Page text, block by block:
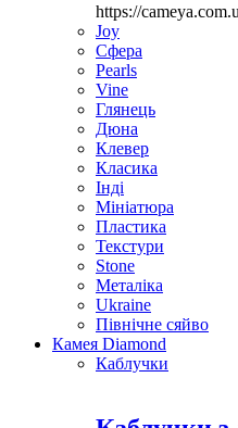
https://
Joy
Сфера
Pearls
Vine
Глянець
Дюна
Клевер
Класика
Інді
Мініатюра
Пластика
Текстури
Stone
Металіка
Ukraine
Північне сяйво
Камея Diamond
Каблучки